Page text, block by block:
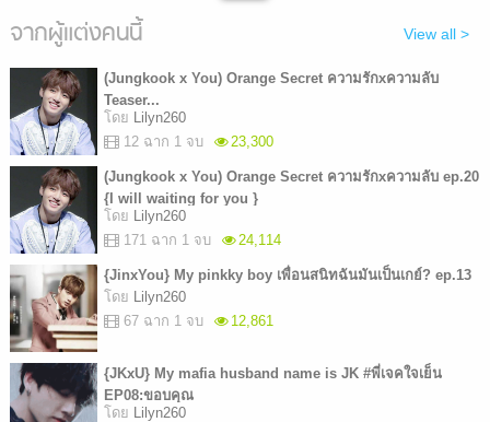
จากผู้แต่งคนนี้ View all >
(Jungkook x You) Orange Secret ความรักxความลับ
Teaser...
โดย
Lilyn260
12 ฉาก 1 จบ
23,300
(Jungkook x You) Orange Secret ความรักxความลับ ep.20
{I will waiting for you }
โดย
Lilyn260
171 ฉาก 1 จบ
24,114
{JinxYou} My pinkky boy เพื่อนสนิทฉันมันเป็นเกย์? ep.13
โดย
Lilyn260
67 ฉาก 1 จบ
12,861
{JKxU} My mafia husband name is JK #พี่เจคใจเย็น
EP08:ขอบคุณ
โดย
Lilyn260